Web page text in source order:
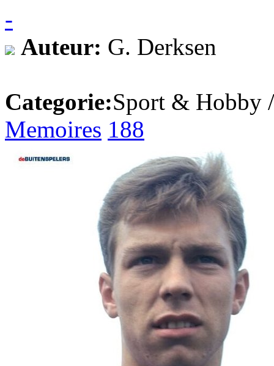
-
Auteur: G. Derksen
Categorie:Sport & Hobby
Memoires 188